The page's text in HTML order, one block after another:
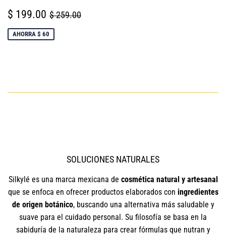
PRECIO
DE
VENTA
$ 199.00 $
199.00
PRECIO HABITUAL
$ 259.00
AHORRA $ 60
SOLUCIONES NATURALES
Silkylé es una marca mexicana de cosmética natural y artesanal
que se enfoca en ofrecer productos elaborados con ingredientes
de origen botánico, buscando una alternativa más saludable y
suave para el cuidado personal. Su filosofía se basa en la
sabiduría de la naturaleza para crear fórmulas que nutran y